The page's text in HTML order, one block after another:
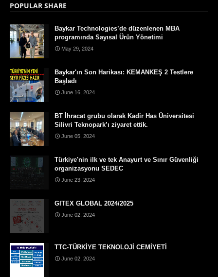
POPULAR SHARE
Baykar Technologies’de düzenlenen MBA
programında Sayısal Ürün Yönetimi
May 29, 2024
Baykar'ın Son Harikası: KEMANKEŞ 2 Testlere
Başladı
June 16, 2024
BT İhracat grubu olarak Kadir Has Üniversitesi
Silivri Teknopark’ı ziyaret ettik.
June 05, 2024
Türkiye'nin ilk ve tek Anayurt ve Sınır Güvenliği
organizasyonu SEDEC
June 23, 2024
GITEX GLOBAL 2024/2025
June 02, 2024
TTC-TÜRKİYE TEKNOLOJİ CEMİYETİ
June 02, 2024